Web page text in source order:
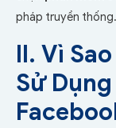
pháp truyền thống.
II. Vì
Sử